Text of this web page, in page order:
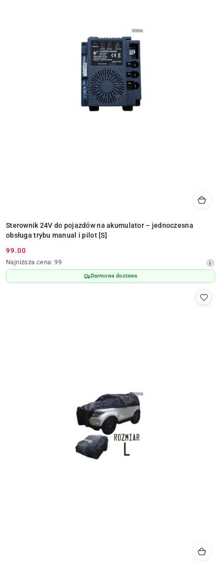
Sterownik 24V do pojazdów na akumulator – jednoczesna
obsługa trybu manual i pilot [S]
Cena
promocyjna:
99.00
Najniższa
cena
z
Najniższa cena: 99
Darmowa dostawa